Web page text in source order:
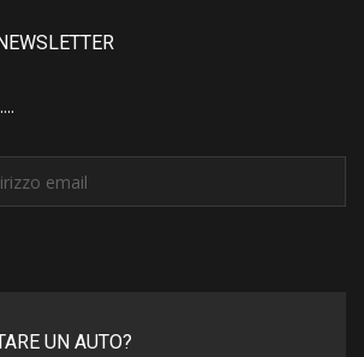
UN AUTO?